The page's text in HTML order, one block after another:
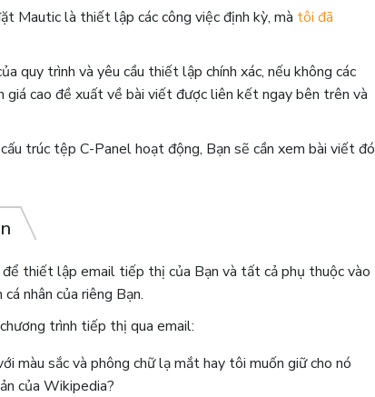
Mautic ​​là thiết lập các công việc định kỳ, mà tôi đã
quy trình và yêu cầu thiết lập chính xác, nếu không các
giá cao đề xuất về bài viết được liên kết ngay bên trên và
trúc tệp C-Panel hoạt động, Bạn sẽ cần xem bài viết đó
thiết lập email tiếp thị của Bạn và tất cả phụ thuộc vào
nhân của riêng Bạn.
trình tiếp thị qua email:
màu sắc và phông chữ lạ mắt hay tôi muốn giữ cho nó
của Wikipedia?